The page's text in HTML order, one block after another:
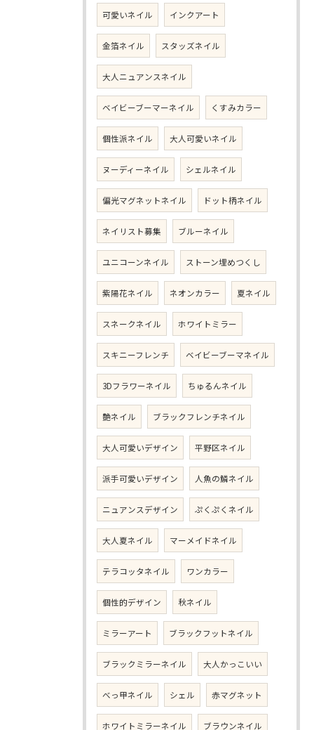
可愛いネイル インクアート
金箔ネイル スタッズネイル
大人ニュアンスネイル
ベイビーブーマーネイル くすみカラー
個性派ネイル 大人可愛いネイル
ヌーディーネイル シェルネイル
偏光マグネットネイル ドット柄ネイル
ネイリスト募集 ブルーネイル
ユニコーンネイル ストーン埋めつくし
紫陽花ネイル ネオンカラー 夏ネイル
スネークネイル ホワイトミラー
スキニーフレンチ ベイビーブーマネイル
3Dフラワーネイル ちゅるんネイル
艶ネイル ブラックフレンチネイル
大人可愛いデザイン 平野区ネイル
派手可愛いデザイン 人魚の鱗ネイル
ニュアンスデザイン ぷくぷくネイル
大人夏ネイル マーメイドネイル
テラコッタネイル ワンカラー
個性的デザイン 秋ネイル
ミラーアート ブラックフットネイル
ブラックミラーネイル 大人かっこいい
べっ甲ネイル シェル 赤マグネット
ホワイトミラーネイル ブラウンネイル